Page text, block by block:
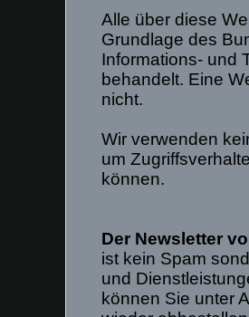
Alle über diese
Grundlage des
Informations- und
behandelt. Eine
nicht.
Wir verwenden
um
können.
Der Newsletter
ist kein Spam
und
können Sie unter